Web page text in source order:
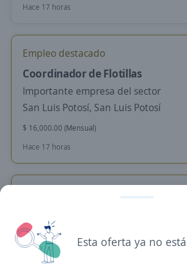
Hace 17 horas
Empleo destacado
Coordinador de Flotillas
Importante empresa del sector
San Luis Potosí, San Luis Potosí
$ 16,000.00 (Mensual)
Hace 17 horas
3.5
Automotriz.
San Luis Potosí, San Luis Potosí
Esta oferta ya no